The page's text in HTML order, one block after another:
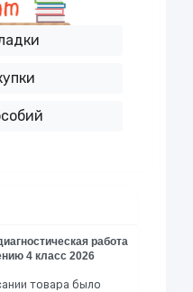
работа
4 класс 2026
товара было